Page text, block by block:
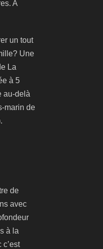
A
un tout
Une
La
à 5
au-delà
marin de
de
avec
à la